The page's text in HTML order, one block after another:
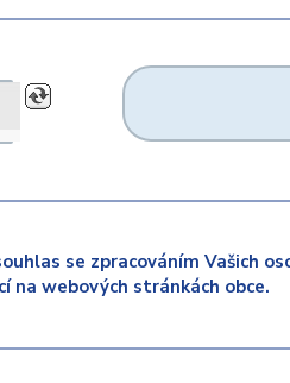
se zpracováním Vašich
na webových stránkách obce.